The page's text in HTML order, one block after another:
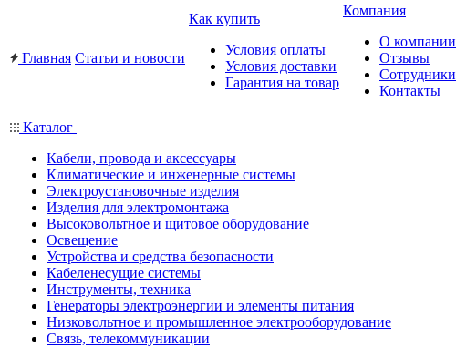
Главная Статьи и новости
Как купить
Условия оплаты
Условия доставки
Гарантия на товар
Компания
О компании
Отзывы
Сотрудники
Контакты
Каталог
Кабели, провода и аксессуары
Климатические и инженерные системы
Электроустановочные изделия
Изделия для электромонтажа
Высоковольтное и щитовое оборудование
Освещение
Устройства и средства безопасности
Кабеленесущие системы
Инструменты, техника
Генераторы электроэнергии и элементы питания
Низковольтное и промышленное электрооборудование
Связь, телекоммуникации